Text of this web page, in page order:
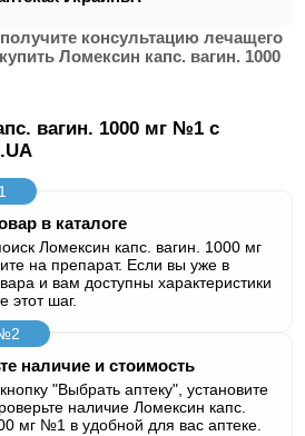
консультацию лечащего
Ломексин капс. вагин. 1000
вагин. 1000 мг №1 с
в каталоге
Ломексин капс. вагин. 1000 мг
на препарат. Если вы уже в
и вам доступны характеристики
этот шаг.
наличие и стоимость
"Выбрать аптеку", установите
наличие Ломексин капс.
мг №1 в удобной для вас аптеке.